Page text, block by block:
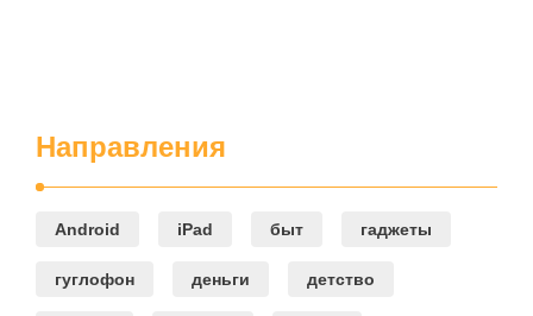
Направления
Android iPad быт гаджеты
гуглофон деньги детство